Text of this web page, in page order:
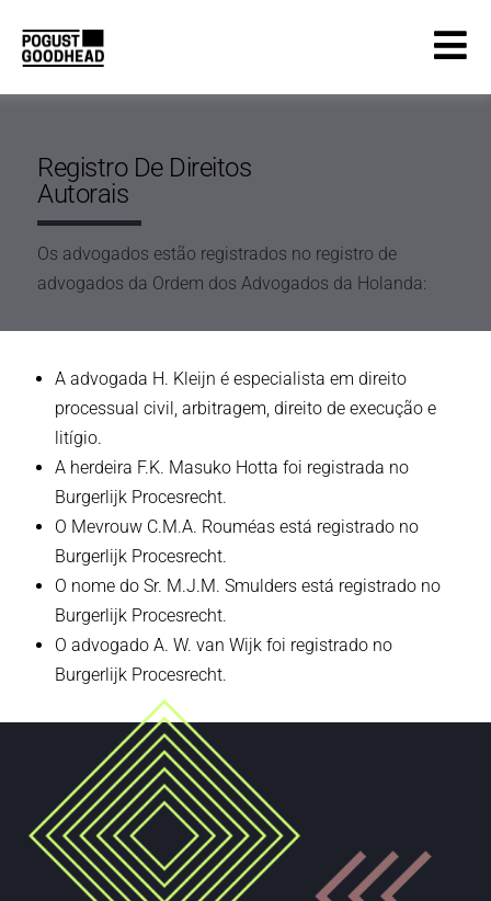
Registro De Direitos
Autorais
Os advogados estão registrados no registro de
advogados da Ordem dos Advogados da Holanda:
A advogada H. Kleijn é especialista em direito
processual civil, arbitragem, direito de execução e
litígio.
A herdeira F.K. Masuko Hotta foi registrada no
Burgerlijk Procesrecht.
O Mevrouw C.M.A. Rouméas está registrado no
Burgerlijk Procesrecht.
O nome do Sr. M.J.M. Smulders está registrado no
Burgerlijk Procesrecht.
O advogado A. W. van Wijk foi registrado no
Burgerlijk Procesrecht.